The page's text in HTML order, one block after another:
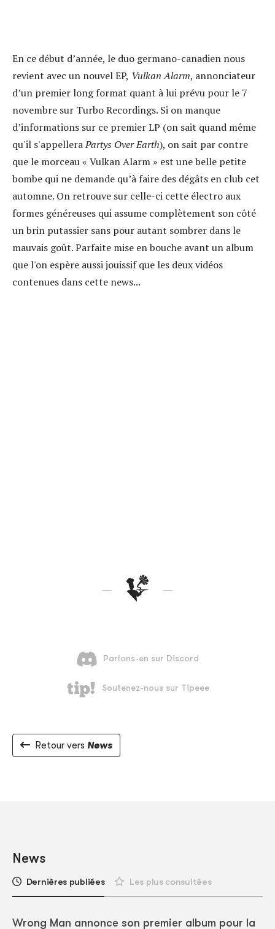
En ce début d’année, le duo germano-canadien nous
revient avec un nouvel EP, Vulkan Alarm, annonciateur
d’un premier long format quant à lui prévu pour le 7
novembre sur Turbo Recordings. Si on manque
d’informations sur ce premier LP (on sait quand même
qu'il s'appelleraPartys Over Earth), on sait par contre
que le morceau « Vulkan Alarm » est une belle petite
bombe qui ne demande qu’à faire des dégâts en club cet
automne. On retrouve sur celle-ci cette électro aux
formes généreuses qui assume complètement son côté
un brin putassier sans pour autant sombrer dans le
mauvais goût. Parfaite mise en bouche avant un album
que l'on espère aussi jouissif que les deux vidéos
contenues dans cette news...
Retour vers News
News
Dernières publiées Les plus consultées
Wrong Man annonce son premier album pour la